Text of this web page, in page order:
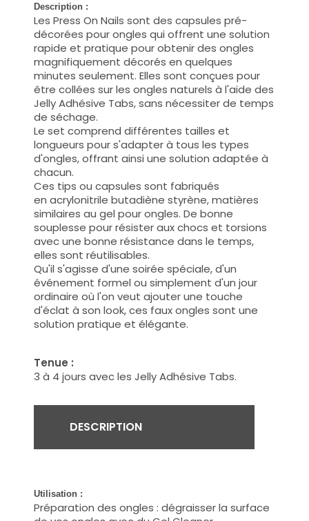
Description :
Les Press On Nails sont des capsules pré-
décorées pour ongles qui offrent une solution
rapide et pratique pour obtenir des ongles
magnifiquement décorés en quelques
minutes seulement. Elles sont conçues pour
être collées sur les ongles naturels à l'aide des
Jelly Adhésive Tabs, sans nécessiter de temps
de séchage.
Le set comprend différentes tailles et
longueurs pour s'adapter à tous les types
d'ongles, offrant ainsi une solution adaptée à
chacun.
Ces tips ou capsules sont fabriqués
enacrylonitrile butadiène styrène, matières
similaires au gel pour ongles. De bonne
souplesse pour résister aux chocs et torsions
avec une bonne résistance dans le temps,
elles sont réutilisables.
Qu'il s'agisse d'une soirée spéciale, d'un
événement formel ou simplement d'un jour
ordinaire où l'on veut ajouter une touche
d'éclat à son look, ces faux ongles sont une
solution pratique et élégante.
Tenue :
3 à 4 jours avec les Jelly Adhésive Tabs.
DESCRIPTION
Utilisation :
Préparation des ongles : dégraisser la surface